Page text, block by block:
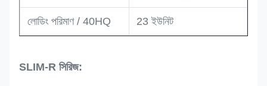
লোডিং পরিমাণ / 40HQ 23 ইউনিট
SLIM-R সিরিজ: